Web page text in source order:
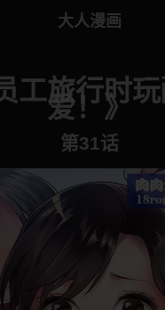
大人漫画
工旅行时
爱！》
第31话